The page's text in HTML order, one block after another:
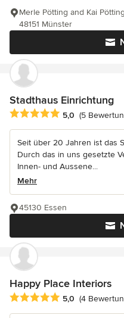
Merle Pötting and Kai
48151 Münster
Stadthaus Einrichtung
Durchschnittliche
5,0 (5
Seit über 20 Jahren ist das
Durch das in uns gesetzte
Innen- und Aussene...
Mehr
45130 Essen
Happy Place Interiors
Durchschnittliche
5,0 (4